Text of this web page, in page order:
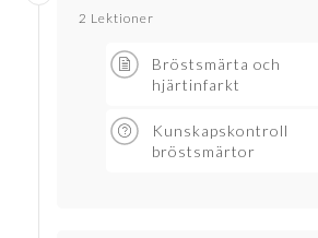
2 Lektioner
Bröstsmärta och
hjärtinfarkt
Kunskapskontroll
bröstsmärtor